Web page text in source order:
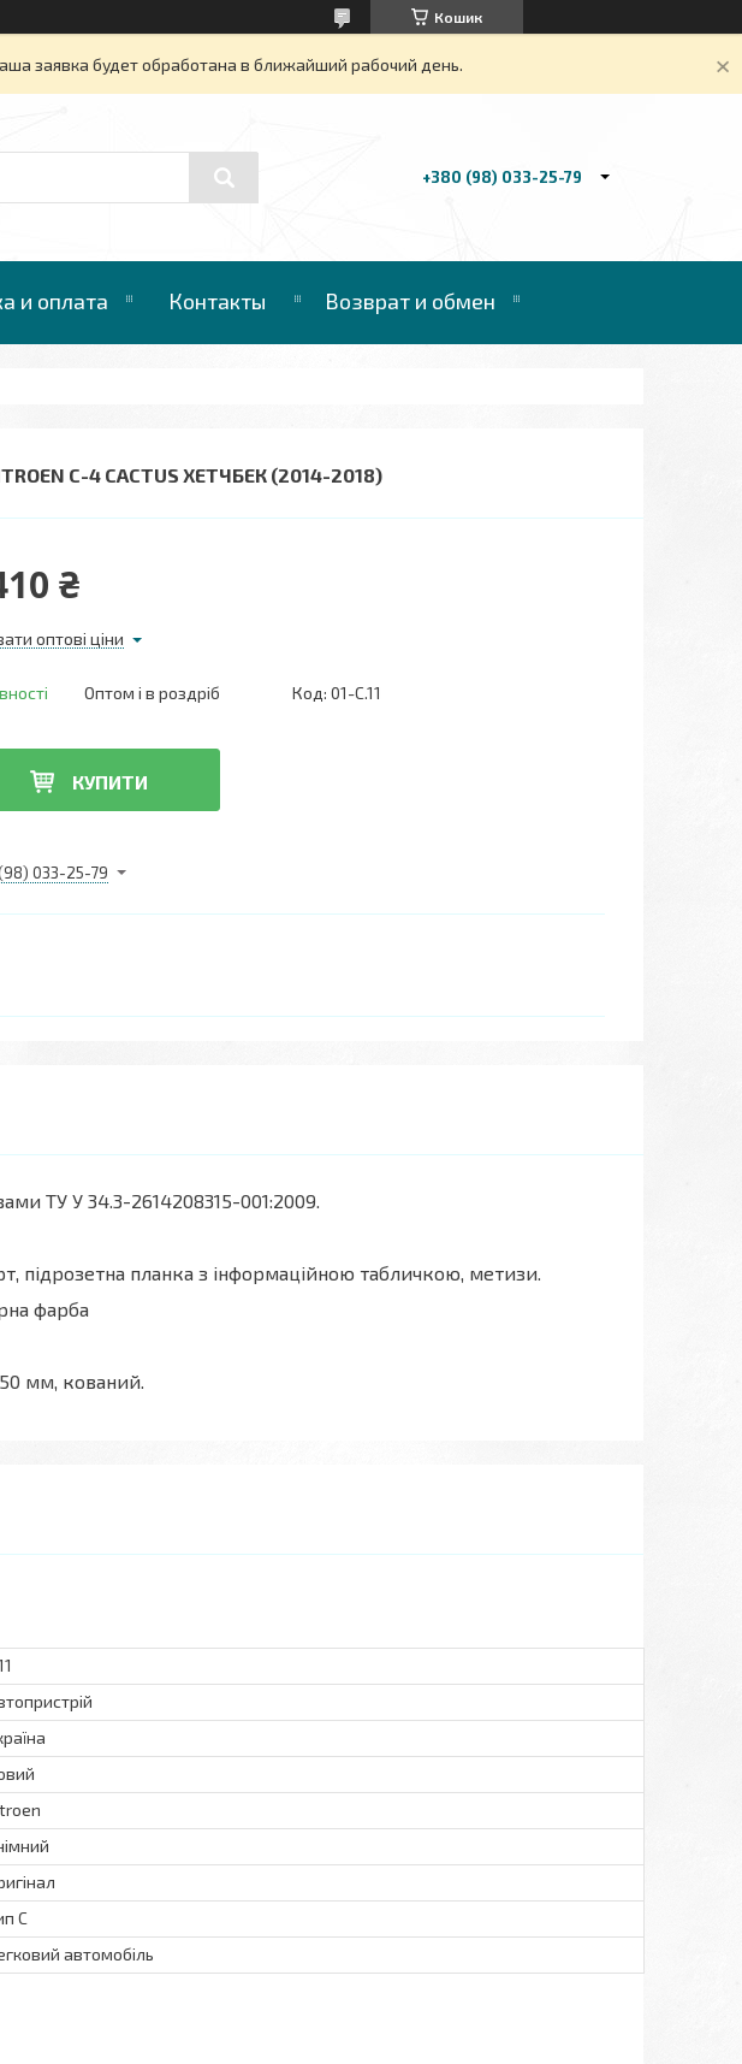
Кошик
заявка будет обработана в ближайший рабочий день.
+380 (98) 033-25-79
и оплата Контакты Возврат и обмен
С-4 CACTUS ХЕТЧБЕК (2014-2018)
₴
оптові ціни
Оптом і в роздріб Код: 01-С.11
КУПИТИ
033-25-79
ТУ У 34.3-2614208315-001:2009.
підрозетна планка з інформаційною табличкою, метизи.
фарба
мм, кований.
C
автомобіль